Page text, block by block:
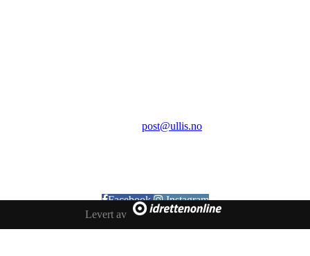
post@ullis.no
Facebook Instagram
Levert av